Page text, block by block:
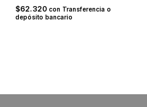
$62.320 con Transferencia o
depósito bancario